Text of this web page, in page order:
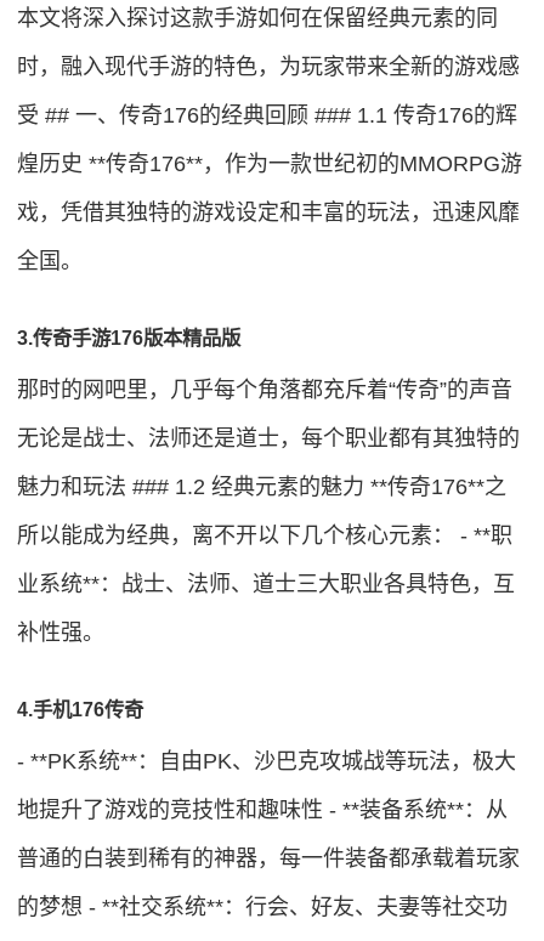
本文将深入探讨这款手游如何在保留经典元素的同
时，融入现代手游的特色，为玩家带来全新的游戏感
受 ## 一、传奇176的经典回顾 ### 1.1 传奇176的辉
煌历史 **传奇176**，作为一款世纪初的MMORPG游
戏，凭借其独特的游戏设定和丰富的玩法，迅速风靡
全国。
3.传奇手游176版本精品版
那时的网吧里，几乎每个角落都充斥着“传奇”的声音
无论是战士、法师还是道士，每个职业都有其独特的
魅力和玩法 ### 1.2 经典元素的魅力 **传奇176**之
所以能成为经典，离不开以下几个核心元素： - **职
业系统**：战士、法师、道士三大职业各具特色，互
补性强。
4.手机176传奇
- **PK系统**：自由PK、沙巴克攻城战等玩法，极大
地提升了游戏的竞技性和趣味性 - **装备系统**：从
普通的白装到稀有的神器，每一件装备都承载着玩家
的梦想 - **社交系统**：行会、好友、夫妻等社交功